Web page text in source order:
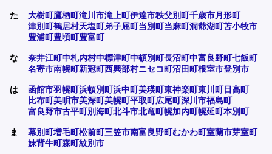
た 大樹町鷹栖町滝川市滝上町伊達市秩父別町千歳市月形町
津別町鶴居村天塩町弟子屈町当別町当麻町洞爺湖町苫小牧市
豊浦町豊頃町豊富町
な 奈井江町中札内村中標津町中頓別町長沼町中富良野町七飯町
名寄市南幌町新冠町西興部村ニセコ町沼田町根室市登別市
は 函館市羽幌町浜頓別町浜中町美瑛町東神楽町東川町日高町
比布町美唄市美深町美幌町平取町広尾町深川市福島町
富良野市古平町別海町北斗市北竜町幌加内町幌延町本別町
ま 幕別町増毛町松前町三笠市南富良野町むかわ町室蘭市芽室町
妹背牛町森町紋別市